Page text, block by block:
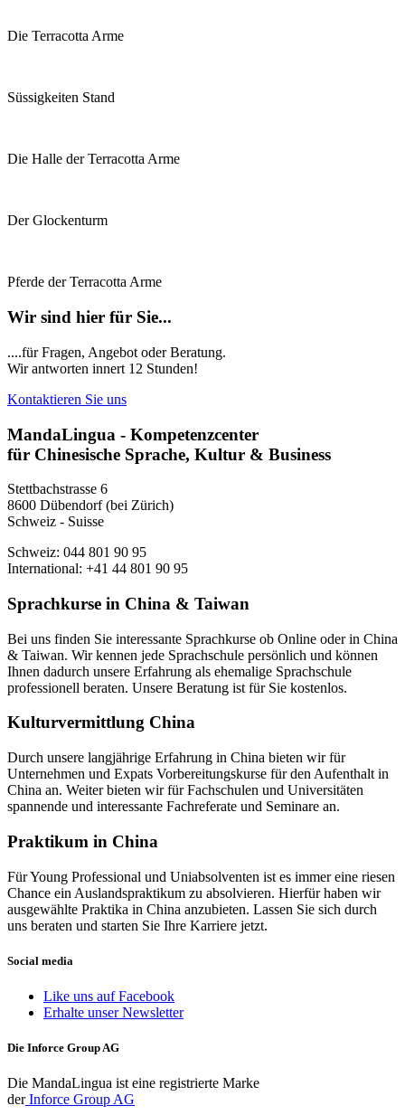
Die Terracotta Arme
Süssigkeiten Stand
Die Halle der Terracotta Arme
Der Glockenturm
Pferde der Terracotta Arme
Wir sind hier für Sie...
....für Fragen, Angebot oder Beratung.
Wir antworten innert 12 Stunden!
Kontaktieren Sie uns
MandaLingua - Kompetenzcenter
für Chinesische Sprache, Kultur & Business
Stettbachstrasse 6
8600 Dübendorf (bei Zürich)
Schweiz - Suisse
Schweiz: 044 801 90 95
International: +41 44 801 90 95
Sprachkurse in China & Taiwan
Bei uns finden Sie interessante Sprachkurse ob Online oder in China
& Taiwan. Wir kennen jede Sprachschule persönlich und können
Ihnen dadurch unsere Erfahrung als ehemalige Sprachschule
professionell beraten. Unsere Beratung ist für Sie kostenlos.
Kulturvermittlung China
Durch unsere langjährige Erfahrung in China bieten wir für
Unternehmen und Expats Vorbereitungskurse für den Aufenthalt in
China an. Weiter bieten wir für Fachschulen und Universitäten
spannende und interessante Fachreferate und Seminare an.
Praktikum in China
Für Young Professional und Uniabsolventen ist es immer eine riesen
Chance ein Auslandspraktikum zu absolvieren. Hierfür haben wir
ausgewählte Praktika in China anzubieten. Lassen Sie sich durch
uns beraten und starten Sie Ihre Karriere jetzt.
Social media
Like uns auf Facebook
Erhalte unser Newsletter
Die Inforce Group AG
Die MandaLingua ist eine registrierte Marke
derInforce Group AG